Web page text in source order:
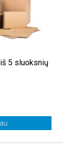
5 sluoksnių